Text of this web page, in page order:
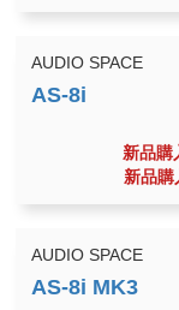
AUDIO SPACE
新品購
新品購
AUDIO SPACE